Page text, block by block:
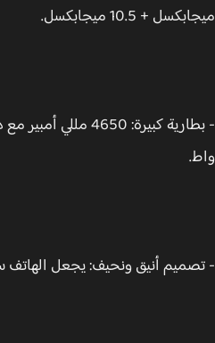
+ 10.5 ميجابكسل.
أنيق ونحيف: يجعل الهاتف